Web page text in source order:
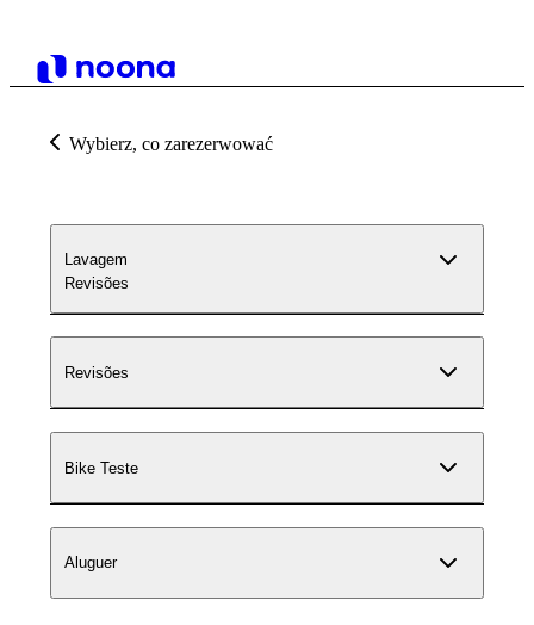
Wybierz, co zarezerwować
Lavagem
Revisões
Revisões
Bike Teste
Aluguer